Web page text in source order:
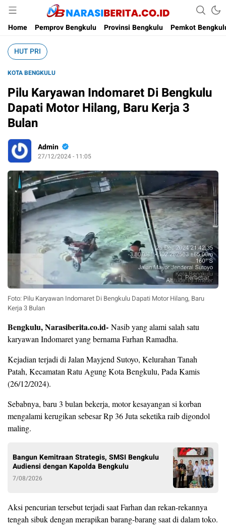
Narasi Berita
Home
Pemprov Bengkulu Provinsi Bengkulu Pemkot
HUT PRI
KOTA BENGKULU
Pilu Karyawan Indomaret Di Bengkulu
Dapati Motor Hilang, Baru Kerja 3
Bulan
Admin
27/12/2024 - 11:05
Perbesar
Foto: Pilu Karyawan Indomaret Di Bengkulu Dapati Motor Hilang, Baru
Kerja 3 Bulan
Bengkulu, Narasiberita.co.id- Nasib yang alami salah satu
karyawan Indomaret yang bernama Farhan Ramadha.
Kejadian terjadi di Jalan Mayjend Sutoyo, Kelurahan Tanah
Patah, Kecamatan Ratu Agung Kota Bengkulu, Pada Kamis
(26/12/2024).
Sebabnya, baru 3 bulan bekerja, motor kesayangan si korban
mengalami kerugikan sebesar Rp 36 Juta seketika raib digondol
maling.
Bangun Kemitraan Strategis, SMSI Bengkulu
Audiensi dengan Kapolda Bengkulu
7/08/2026
Aksi pencurian tersebut terjadi saat Farhan dan rekan-rekannya
tengah sibuk dengan merapikan barang-barang saat di dalam toko.